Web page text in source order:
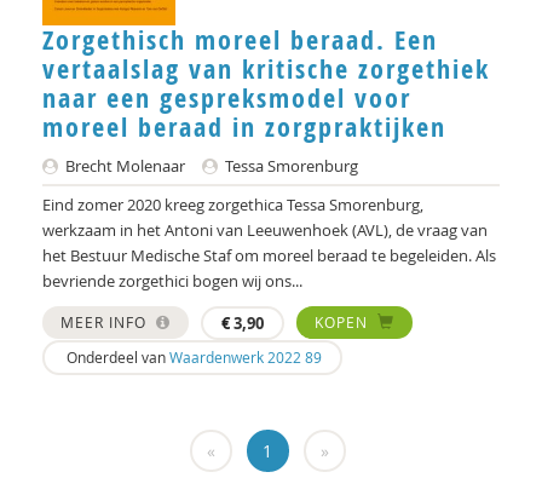
Hans Alma
Carlos Alvarez Pereira
Christa Anbeek
Daan Andriessen
Koen Arts
Jan Baars
Andries Baart
Dieuwertje Bakker
Zorgethisch moreel beraad. Een
vertaalslag van kritische zorgethiek
naar een gespreksmodel voor
moreel beraad in zorgpraktijken
Brecht Molenaar
Tessa Smorenburg
Eind zomer 2020 kreeg zorgethica Tessa Smorenburg,
werkzaam in het Antoni van Leeuwenhoek (AVL), de vraag van
het Bestuur Medische Staf om moreel beraad te begeleiden. Als
bevriende zorgethici bogen wij ons...
MEER INFO €3,90
KOPEN
Onderdeel vanWaardenwerk 2022 89
« 1 »